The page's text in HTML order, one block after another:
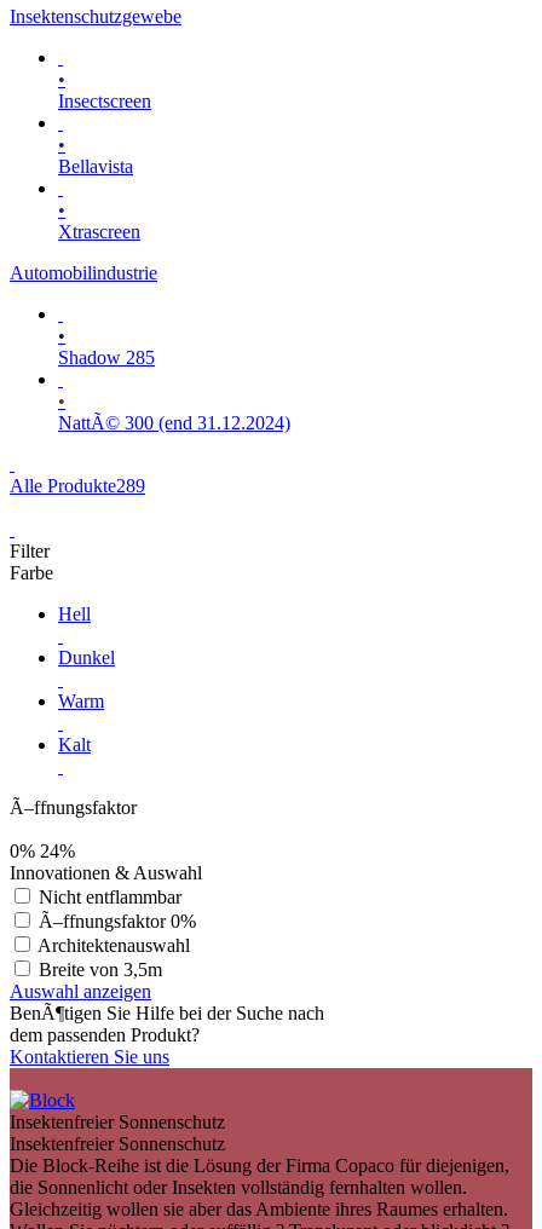
Insektenschutzgewebe
•
Insectscreen
•
Bellavista
•
Xtrascreen
Automobilindustrie
•
Shadow 285
•
NattÃ© 300 (end 31.12.2024)
Alle Produkte289
Filter
Farbe
Hell
Dunkel
Warm
Kalt
Ã–ffnungsfaktor
0% 24%
Innovationen & Auswahl
Nicht entflammbar
Ã–ffnungsfaktor 0%
Architektenauswahl
Breite von 3,5m
Auswahl anzeigen
BenÃ¶tigen Sie Hilfe bei der Suche nach
dem passenden Produkt?
Kontaktieren Sie uns
Insektenfreier Sonnenschutz
Insektenfreier Sonnenschutz
Die Block-Reihe ist die Lösung der Firma Copaco für diejenigen,
die Sonnenlicht oder Insekten vollständig fernhalten wollen.
Gleichzeitig wollen sie aber das Ambiente ihres Raumes erhalten.